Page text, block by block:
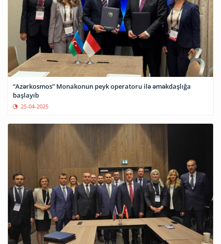
“Azərkosmos” Monakonun peyk operatoru ilə əməkdaşlığa
başlayıb
25-04-2025